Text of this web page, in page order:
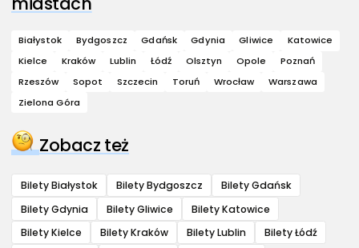
Białystok Bydgoszcz Gdańsk Gdynia Gliwice
Katowice
Kielce
Kraków Lublin Łódź Olsztyn Opole
Poznań
Rzeszów
Sopot Szczecin Toruń Wrocław
Warszawa
Zielona Góra
Zobacz też
Bilety Białystok Bilety Bydgoszcz
Bilety Gdańsk
Bilety Gdynia
Bilety Gliwice
Bilety Katowice
Bilety Kielce
Bilety Kraków Bilety Lublin
Bilety Łódź